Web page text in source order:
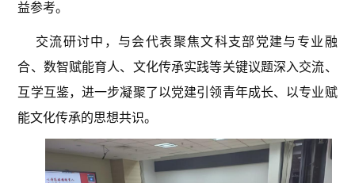
益参考。
交流研讨中，与会代表聚焦文科支部党建与专业融
合、数智赋能育人、文化传承实践等关键议题深入交流、
互学互鉴，进一步凝聚了以党建引领青年成长、以专业赋
能文化传承的思想共识。